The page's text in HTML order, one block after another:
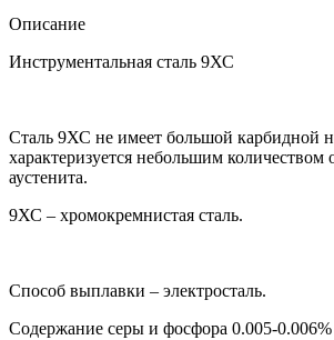
Описание
Инструментальная сталь 9ХС
Сталь 9ХС не имеет большой карбидной
характеризуется небольшим количеством
аустенита.
9ХС – хромокремнистая сталь.
Способ выплавки – электросталь.
Содержание серы и фосфора 0.005-0.006%